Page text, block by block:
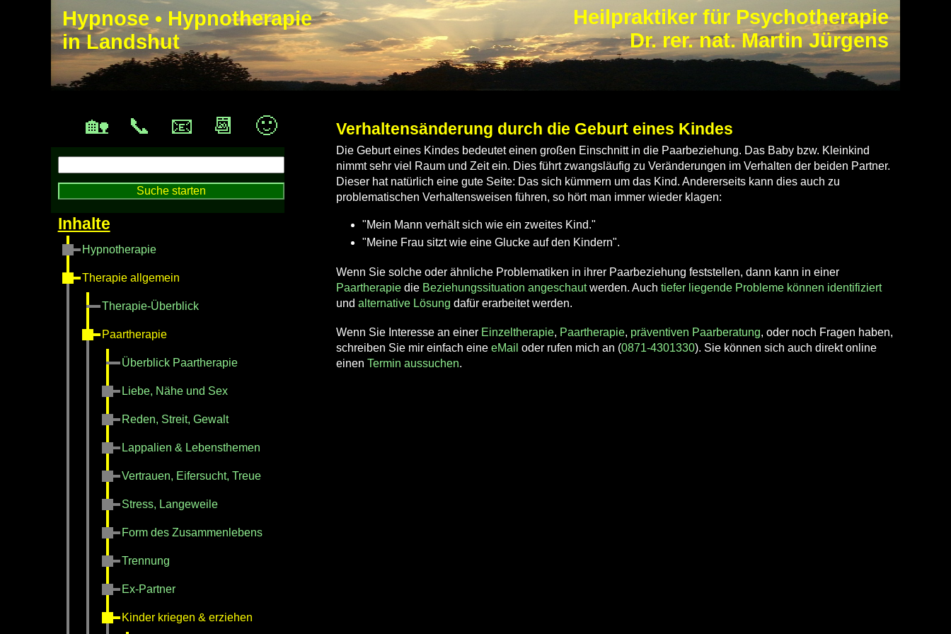
Hypnose • Hypnotherapie
in Landshut
Heilpraktiker für Psychotherapie
Dr. rer. nat. Martin Jürgens
Hypnotherapie
Therapie allgemein
Therapie-Überblick
Paartherapie
Überblick Paartherapie
Liebe, Nähe und Sex
Reden, Streit, Gewalt
Lappalien & Lebensthemen
Vertrauen, Eifersucht, Treue
Stress, Langeweile
Form des Zusammenlebens
Trennung
Ex-Partner
Kinder kriegen & erziehen
🏡 📞 📧 📆 🙂 Verhaltensänderung durch die Geburt eines Kindes
Die Geburt eines Kindes bedeutet einen großen Einschnitt in die Paarbeziehung. Das Baby bzw. Kleinkind
nimmt sehr viel Raum und Zeit ein. Dies führt zwangsläufig zu Veränderungen im Verhalten der beiden Partner.
Dieser hat natürlich eine gute Seite: Das sich kümmern um das Kind. Andererseits kann dies auch zu
problematischen Verhaltensweisen führen, so hört man immer wieder klagen:
"Mein Mann verhält sich wie ein zweites Kind."
"Meine Frau sitzt wie eine Glucke auf den Kindern".
Wenn Sie solche oder ähnliche Problematiken in ihrer Paarbeziehung feststellen, dann kann in einer
Paartherapie die Beziehungssituation angeschautwerden. Auchtiefer liegende Probleme können identifiziert
undalternative Lösung dafür erarbeitet werden.
Wenn Sie Interesse an einer Einzeltherapie, Paartherapie, präventiven Paarberatung, oder noch Fragen haben,
schreiben Sie mir einfach eineeMail oder rufen mich an (0871-4301330). Sie können sich auch direkt online
einenTermin aussuchen.